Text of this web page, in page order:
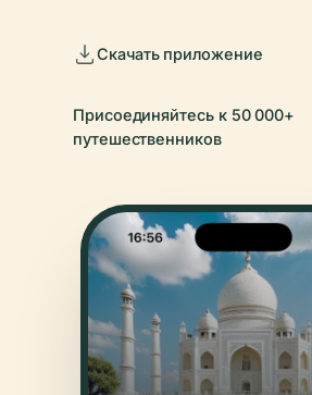
Скачать приложение
Присоединяйтесь к 50 000+
путешественников